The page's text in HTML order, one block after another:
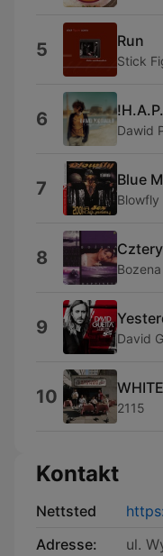
5 Run
Stick
6 Dawid
7 Blue
Blowfly
8 Bozena
9 David
10 2115
Kontakt
Nettsted
Adresse:
ul.